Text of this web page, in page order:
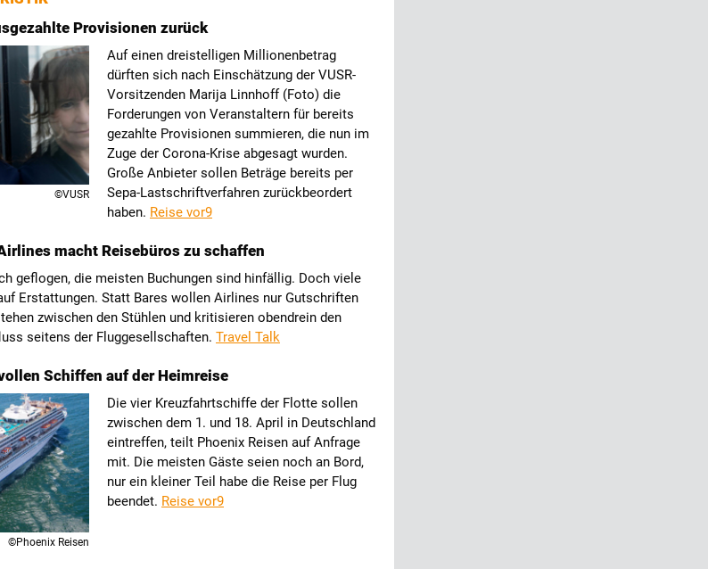
Provisionen zurück
©VUSR
Auf einen dreistelligen Millionenbetrag
dürften sich nach Einschätzung der VUSR-
Vorsitzenden Marija Linnhoff (Foto) die
Forderungen von Veranstaltern für bereits
gezahlte Provisionen summieren, die nun im
Zuge der Corona-Krise abgesagt wurden.
Große Anbieter sollen Beträge bereits per
Sepa-Lastschriftverfahren zurückbeordert
haben. Reise vor9
macht Reisebüros zu schaffen
geflogen, die meisten Buchungen sind hinfällig. Doch viele
Erstattungen. Statt Bares wollen Airlines nur Gutschriften
zwischen den Stühlen und kritisieren obendrein den
seitens der Fluggesellschaften. Travel Talk
Schiffen auf der Heimreise
©Phoenix Reisen
Die vier Kreuzfahrtschiffe der Flotte sollen
zwischen dem 1. und 18. April in Deutschland
eintreffen, teilt Phoenix Reisen auf Anfrage
mit. Die meisten Gäste seien noch an Bord,
nur ein kleiner Teil habe die Reise per Flug
beendet. Reise vor9